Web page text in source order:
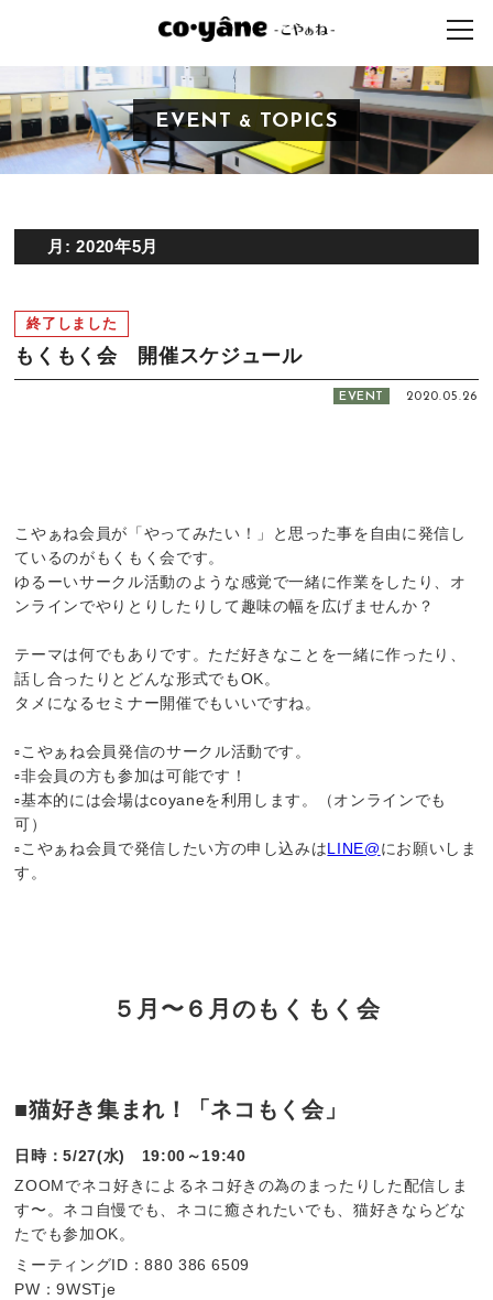
EVENT & TOPICS
月:2020年5月
終了しました
もくもく会 開催スケジュール
EVENT 2020.05.26
こやぁね会員が「やってみたい！」と思った事を自由に発信し
ているのがもくもく会です。
ゆるーいサークル活動のような感覚で一緒に作業をしたり、オ
ンラインでやりとりしたりして趣味の幅を広げませんか？
テーマは何でもありです。ただ好きなことを一緒に作ったり、
話し合ったりとどんな形式でもOK。
タメになるセミナー開催でもいいですね。
▫️こやぁね会員発信のサークル活動です。
▫️非会員の方も参加は可能です！
▫️基本的には会場はcoyaneを利用します。（オンラインでも
可）
▫️こやぁね会員で発信したい方の申し込みはLINE@にお願いしま
す。
５月〜６月のもくもく会
■猫好き集まれ！「ネコもく会」
日時：5/27(水) 19:00～19:40
ZOOMでネコ好きによるネコ好きの為のまったりした配信しま
す〜。ネコ自慢でも、ネコに癒されたいでも、猫好きならどな
たでも参加OK。
ミーティングID：880 386 6509
PW：9WSTje